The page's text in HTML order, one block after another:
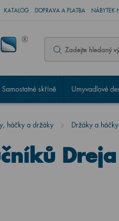
KATALOG DOPRAVA A PLATBA NÁBYTEK
Samostatné skříně Umyvadlové
háčky a držáky Držáky a